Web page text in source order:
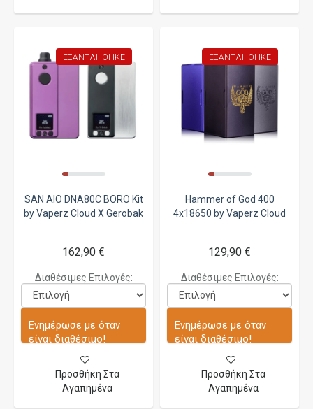
ΕΞΑΝΤΛΉΘΗΚΕ
SAN AIO DNA80C BORO Kit
by Vaperz Cloud X Gerobak
162,90 €
Διαθέσιμες Επιλογές:
Ενημέρωσε με όταν
είναι διαθέσιμο!
Προσθήκη Στα
Αγαπημένα
ΕΞΑΝΤΛΉΘΗΚΕ
Hammer of God 400
4x18650 by Vaperz Cloud
129,90 €
Διαθέσιμες Επιλογές:
Ενημέρωσε με όταν
είναι διαθέσιμο!
Προσθήκη Στα
Αγαπημένα